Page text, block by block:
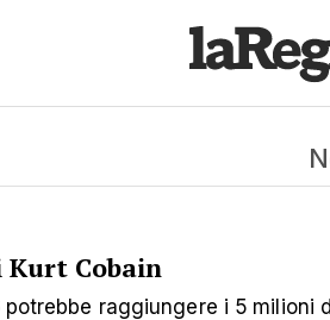
Cobain
potrebbe raggiungere i 5 milioni